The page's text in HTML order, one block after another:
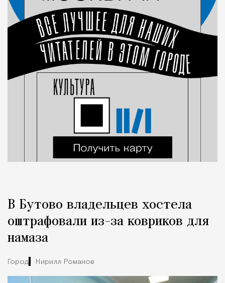
В Бутово владельцев хостела
оштрафовали из-за ковриков для
намаза
Город Кирилл Романов